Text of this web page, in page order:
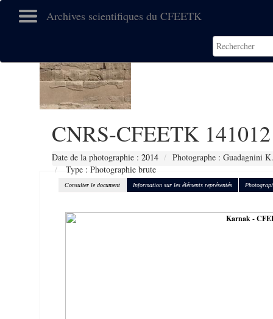
Archives scientifiques du CFEETK
CNRS-CFEETK 141012
Date de la photographie : 2014
Photographe : Guadagnini K.
Type : Photographie brute
Consulter le document Information sur les éléments représentés